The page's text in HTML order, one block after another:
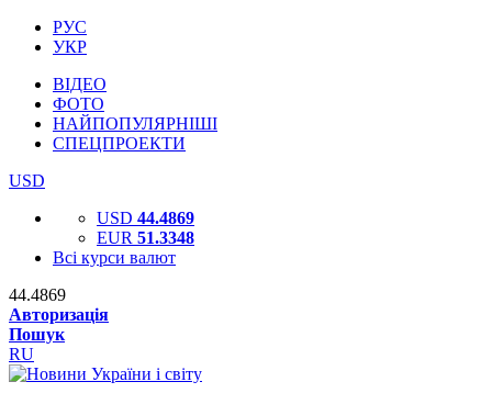
РУС
УКР
ВІДЕО
ФОТО
НАЙПОПУЛЯРНІШІ
СПЕЦПРОЕКТИ
USD
USD 44.4869
EUR 51.3348
Всі курси валют
44.4869
Авторизація
Пошук
RU